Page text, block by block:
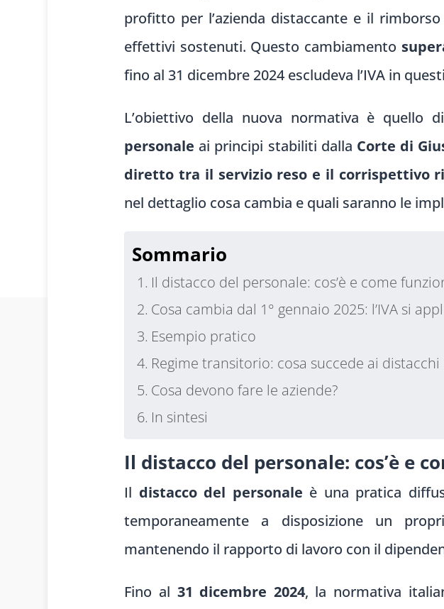
profitto per l’azienda distaccante e il
effettivi sostenuti. Questo cambiamento
fino al 31 dicembre 2024 escludeva l’IVA in
L’obiettivo della nuova normativa è quello di
personale ai principi stabiliti dalla Corte di
diretto tra il servizio reso e il corrispettivo
nel dettaglio cosa cambia e quali saranno le
Sommario
Il distacco del personale: cos’è e come
Cosa cambia dal 1° gennaio 2025: l’IVA si
Esempio pratico
Regime transitorio: cosa succede ai distacchi
Cosa devono fare le aziende?
In sintesi
Il distacco del personale: cos’è e
Il distacco del personale è una pratica
temporaneamente a disposizione un
mantenendo il rapporto di lavoro con il
Fino al 31 dicembre 2024, la normativa